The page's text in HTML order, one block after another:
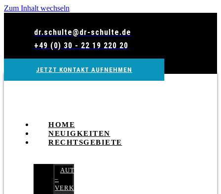
Zum Inhalt wechseln
dr.schulte@dr-schulte.de
+49 (0) 30 - 22 19 220 20
JETZT KONTAKT AUFNEHMEN
HOME
NEUIGKEITEN
RECHTSGEBIETE
AUTOBETRUG
–
VERKEHRSRECHT